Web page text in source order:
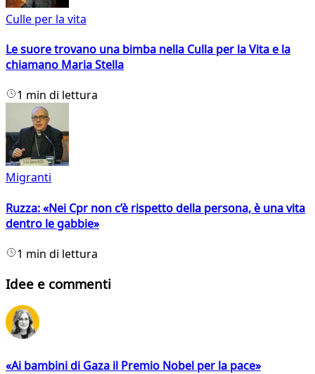
Culle per la vita
Le suore trovano una bimba nella Culla per la Vita e la
chiamano Maria Stella
1 min di lettura
Migranti
Ruzza: «Nei Cpr non c’è rispetto della persona, è una vita
dentro le gabbie»
1 min di lettura
Idee e commenti
«Ai bambini di Gaza il Premio Nobel per la pace»